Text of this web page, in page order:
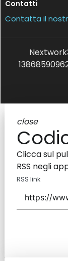
Contatti
Contatta il
close
Clicca sul
RSS negli
RSS link